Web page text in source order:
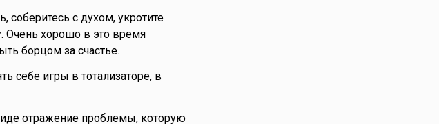
соберитесь с духом, укротите
Очень хорошо в это время
борцом за счастье.
себе игры в тотализаторе, в
отражение проблемы, которую